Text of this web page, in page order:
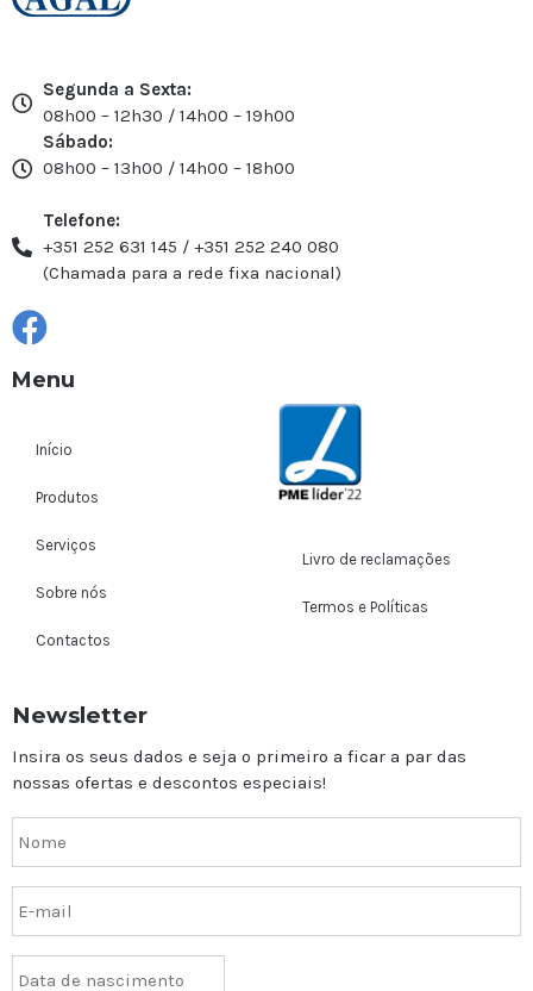
Segunda a Sexta:
08h00 – 12h30 / 14h00 – 19h00
Sábado:
08h00 – 13h00 / 14h00 – 18h00
Telefone:
+351 252 631 145 / +351 252 240 080
(Chamada para a rede fixa nacional)
Menu
Início
Produtos
Serviços
Sobre nós
Contactos
Livro de reclamações
Termos e Políticas
Newsletter
Insira os seus dados e seja o primeiro a ficar a par das
nossas ofertas e descontos especiais!